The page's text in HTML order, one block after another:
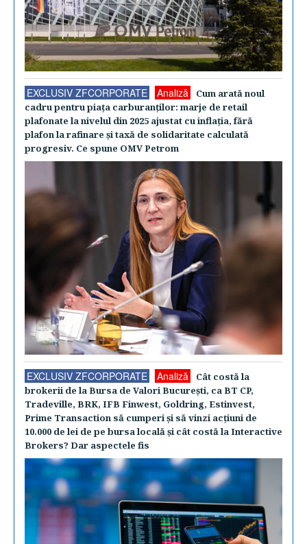
EXCLUSIV ZFCORPORATE Analiză
Cum arată noul
cadru pentru piaţa carburanţilor: marje de retail
plafonate la nivelul din 2025 ajustat cu inflaţia, fără
plafon la rafinare şi taxă de solidaritate calculată
progresiv. Ce spune OMV Petrom
EXCLUSIV ZFCORPORATE Analiză
Cât costă la
brokerii de la Bursa de Valori Bucureşti, ca BT CP,
Tradeville, BRK, IFB Finwest, Goldring, Estinvest,
Prime Transaction să cumperi şi să vinzi acţiuni de
10.000 de lei de pe bursa locală şi cât costă la Interactive
Brokers? Dar aspectele fis